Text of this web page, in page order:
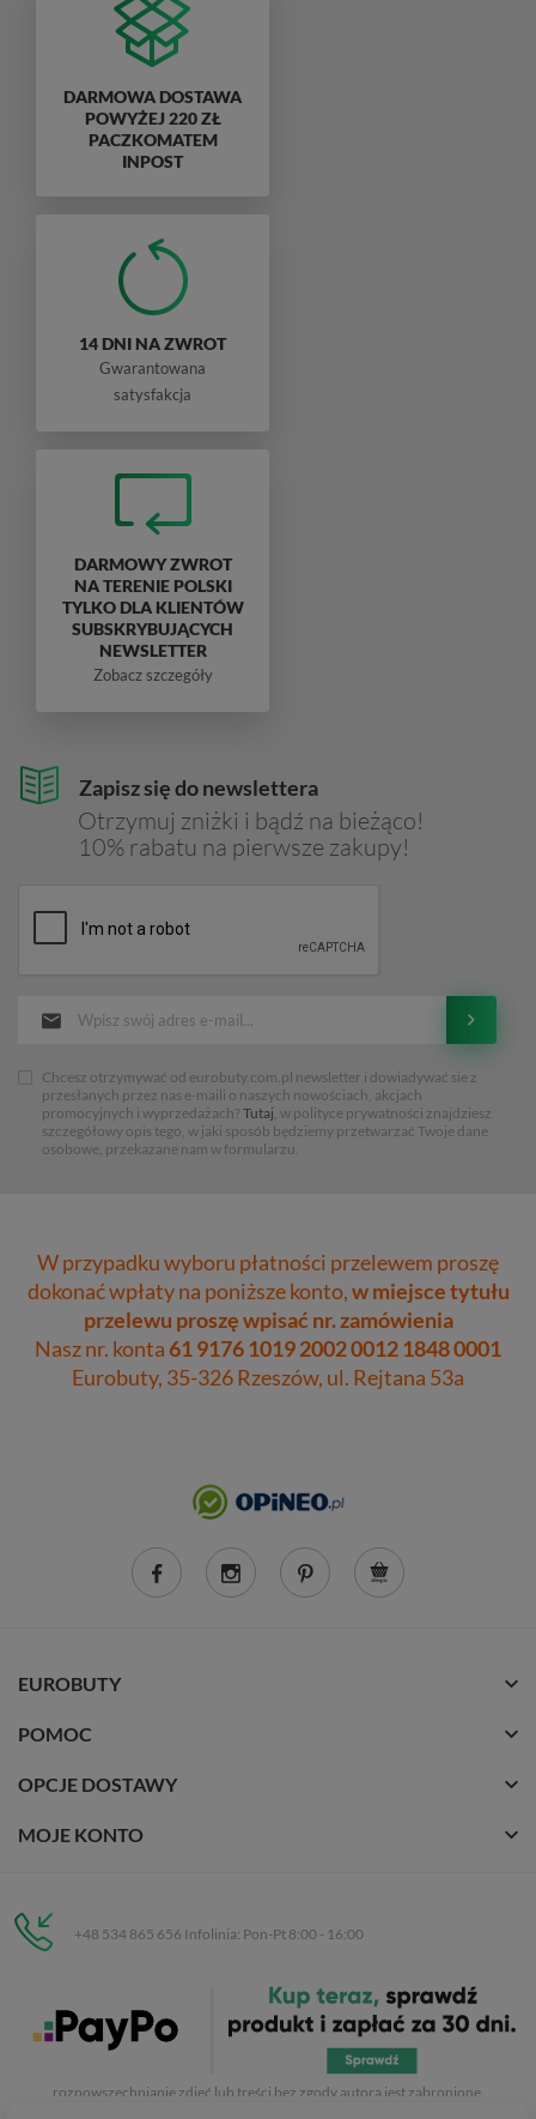
Zapisz się do newslettera
Otrzymuj zniżki i bądź na bieżąco!
10% rabatu na pierwsze zakupy!
Chcesz otrzymywać od eurobuty.com.pl newsletter i dowiadywać sie z
przesłanych przez nas e-maili o naszych nowościach, akcjach
promocyjnych i wyprzedażach? Tutaj, w polityce prywatności znajdziesz
szczegółowy opis tego, w jaki sposób będziemy przetwarzać Twoje dane
osobowe, przekazane nam w formularzu.
DARMOWA DOSTAWA
POWYŻEJ 220 ZŁ
PACZKOMATEM
INPOST
14 DNI NA ZWROT
Gwarantowana
satysfakcja
DARMOWY ZWROT
NA TERENIE POLSKI
TYLKO DLA KLIENTÓW
SUBSKRYBUJĄCYCH
NEWSLETTER
Zobacz szczegóły
W przypadku wyboru płatności przelewem proszę
dokonać wpłaty na poniższe konto,w miejsce tytułu
przelewu proszę wpisać nr. zamówienia
Nasz nr. konta61 9176 1019 2002 0012 1848 0001
Eurobuty, 35-326 Rzeszów, ul. Rejtana 53a
EUROBUTY
POMOC
OPCJE DOSTAWY
MOJE KONTO
+48 534 865 656 Infolinia: Pon-Pt 8:00 - 16:00
C.H. Respan, Rejtana 53a/250
35-326 Rzeszów
. Kopiowanie, przetwarzanie,
rozpowszechnianie zdjęć lub treści bez zgody autora jest zabronione.